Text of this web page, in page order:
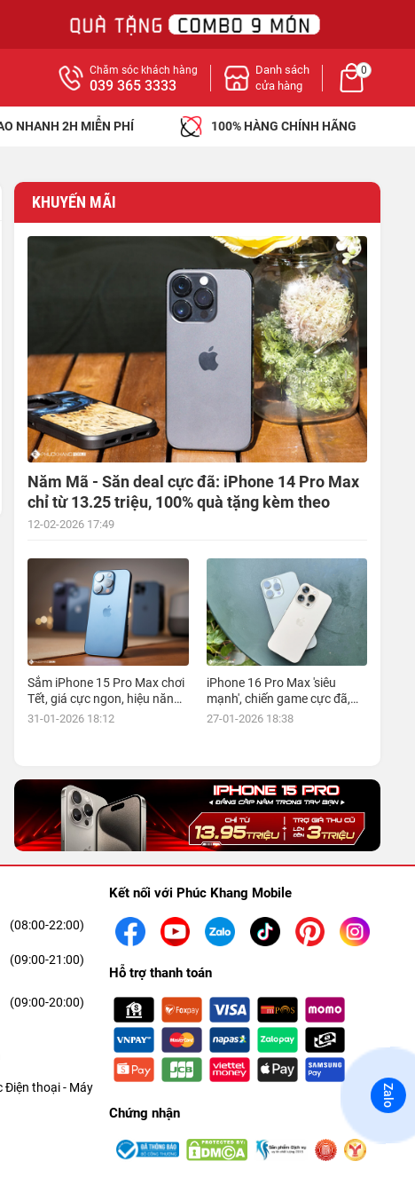
Chăm sóc khách hàng
039 365 3333
Danh sách
cửa hàng
0
NHANH 2H MIỄN PHÍ 100% HÀNG CHÍNH HÃNG
KHUYẾN MÃI
Năm Mã - Săn deal cực đã: iPhone 14 Pro Max
chỉ từ 13.25 triệu, 100% quà tặng kèm theo
12-02-2026 17:49
Sắm iPhone 15 Pro Max chơi
Tết, giá cực ngon, hiệu năng
đỉnh, kèm nhiều ưu đãi, mua
31-01-2026 18:12
iPhone 16 Pro Max 'siêu
mạnh', chiến game cực đã,
giá siêu hợp lý, mua ngay!
27-01-2026 18:38
(08:00-22:00)
(09:00-21:00)
(09:00-20:00)
Điện thoại - Máy
Kết nối với Phúc Khang Mobile
Hỗ trợ thanh toán
Chứng nhận
Zalo